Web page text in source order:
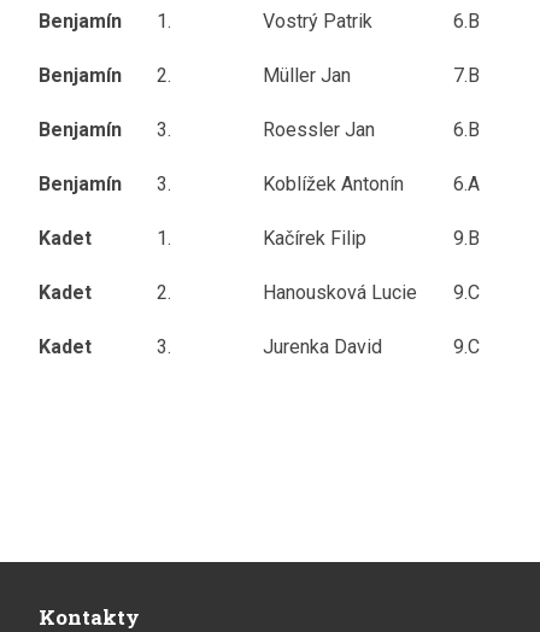
Benjamín 1. Vostrý Patrik 6.B
Benjamín 2. Müller Jan 7.B
Benjamín 3. Roessler Jan 6.B
Benjamín 3. Koblížek Antonín 6.A
Kadet 1. Kačírek Filip 9.B
Kadet 2. Hanousková Lucie 9.C
Kadet 3. Jurenka David 9.C
Kontakty